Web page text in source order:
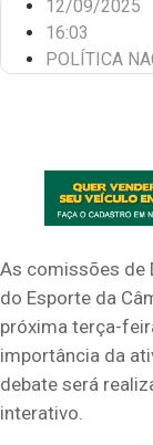
12/09/2025
16:03
POLÍTICA
As comissões de
do Esporte da
próxima terça-
importância da
debate será
interativo.